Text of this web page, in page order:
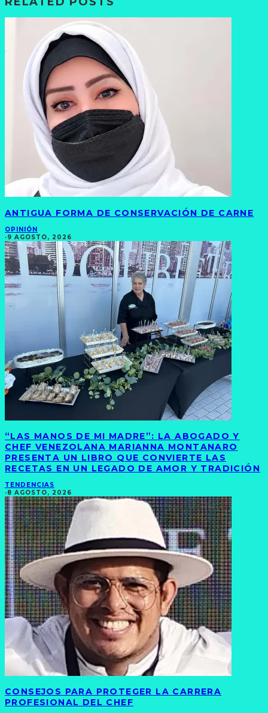
ANTIGUA FORMA DE CONSERVACIÓN DE CARNE
OPINIÓN
·9 AGOSTO, 2026
“LAS MANOS DE MI MADRE”: LA ABOGADO Y
CHEF VENEZOLANA MARIANNA MONTANARO
PRESENTA UN LIBRO QUE CONVIERTE LAS
RECETAS EN UN LEGADO DE AMOR Y TRADICIÓN
TENDENCIAS
·8 AGOSTO, 2026
CONSEJOS PARA PROTEGER LA CARRERA
PROFESIONAL DEL CHEF